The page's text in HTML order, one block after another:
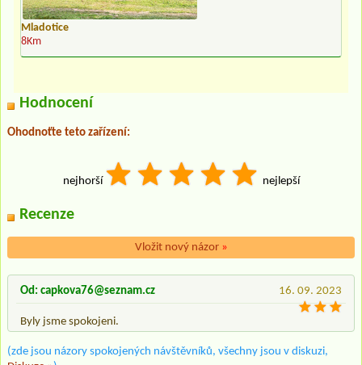
Mladotice
8Km
Hodnocení
Ohodnoťte teto zařízení:
nejhorší nejlepší
Recenze
Vložit nový názor »
16. 09. 2023
Od: capkova76@seznam.cz
Byly jsme spokojeni.
(zde jsou názory spokojených návštěvníků, všechny jsou v diskuzi,